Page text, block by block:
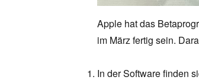
Apple hat das
im März fertig sein.
In der Software finden